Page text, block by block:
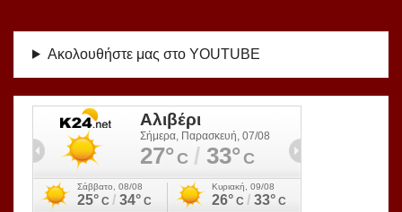
Ακολουθήστε μας στο YOUTUBE